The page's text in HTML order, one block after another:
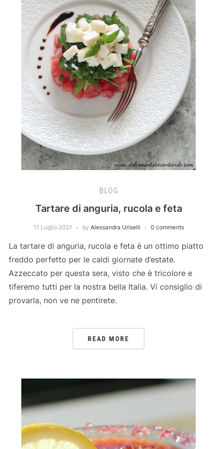
BLOG
Tartare di anguria, rucola e feta
11 Luglio 2021 by Alessandra Uriselli 0 comments
La tartare di anguria, rucola e feta è un ottimo piatto
freddo perfetto per le caldi giornate d’estate.
Azzeccato per questa sera, visto che è tricolore e
tiferemo tutti per la nostra bella Italia. Vi consiglio di
provarla, non ve ne pentirete.
READ MORE